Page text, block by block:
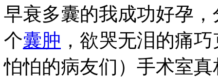
早衰多囊的我成功好孕
个囊肿 ，欲哭无泪的痛
怕怕的病友们）手术室